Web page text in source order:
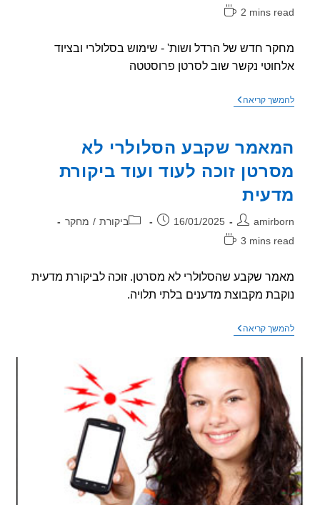
2 mins
חדש של הרדל ושות' - שימוש בסלולרי ובציוד
נקשר שוב לסרטן פרוסטטה
קריאהמחקר
בסלולרי
ובציוד
אלחוטי
נקשר
שוב
לסרטן
פרוסטטה
שקבע הסלולרי לא
זוכה לעוד ועוד ביקורת
פורסם:
16/01/2025 קטגוריה:
ביקורת / מחקר
3 mins
שקבע שהסלולרי לא מסרטן. זוכה לביקורת מדעית
מקבוצת מדענים בלתי תלויה.
קריאההמאמר
לא
מסרטן
זוכה
לעוד
ועוד
ביקורת
מדעית